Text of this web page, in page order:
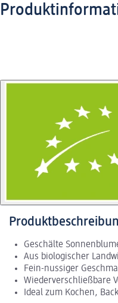
Geschälte
Aus biologischer
Fein-nussiger
Wiederverschließbare
Ideal zum Kochen,